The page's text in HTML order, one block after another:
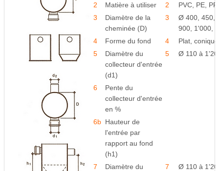
2 Matière à utiliser 2
PVC, PE, PP
3
Diamètre de la
cheminée (D)
3
Ø 400, 450,
900, 1'000,
4
Forme du fond 4
Plat, conique
5
Diamètre du
collecteur d'entrée
(d1)
5 Ø 110 à
6
Pente du
collecteur d'entrée
en %
6b Hauteur de
l'entrée par
rapport au fond
(h1)
7
Diamètre du
7 Ø 110 à